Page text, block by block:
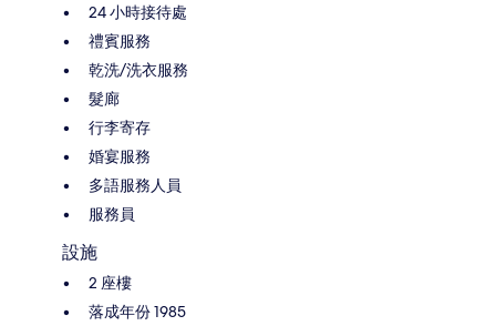
24 小時接待處
禮賓服務
乾洗/洗衣服務
髮廊
行李寄存
婚宴服務
多語服務人員
服務員
設施
2 座樓
落成年份 1985